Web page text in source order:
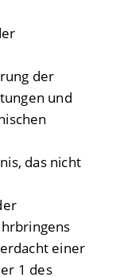
der
und
das nicht
einer
1 des